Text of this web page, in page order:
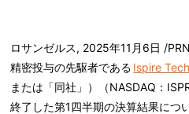
ロサンゼルス, 2025年11月6日 /
精密投与の先駆者である Ispire
または「同社」）（NASDAQ：
終了した第1四半期の決算結果につ